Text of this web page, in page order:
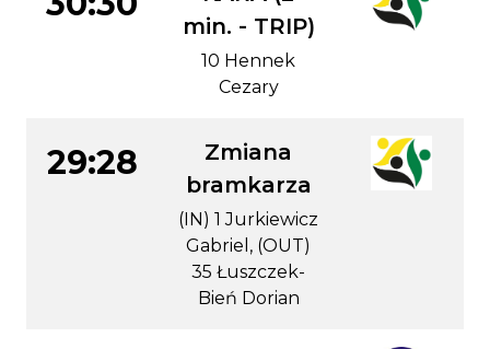
min. - TRIP)
10 Hennek
Cezary
29:28
Zmiana
bramkarza
(IN) 1 Jurkiewicz
Gabriel, (OUT)
35 Łuszczek-
Bień Dorian